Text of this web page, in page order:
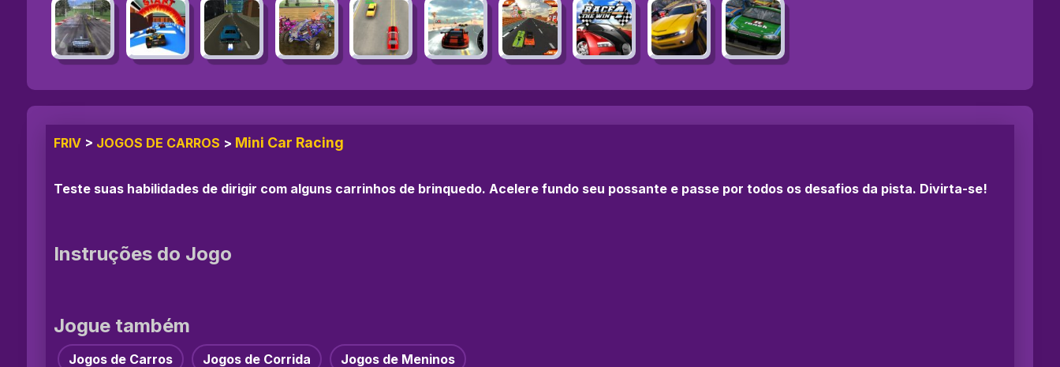
FRIV > JOGOS DE CARROS > Mini Car Racing
Teste suas habilidades de dirigir com alguns carrinhos de brinquedo. Acelere fundo seu possante e passe por todos os desafios da pista. Divirta-se!
Instruções do Jogo
Jogue também
Jogos de Carros Jogos de Corrida Jogos de Meninos